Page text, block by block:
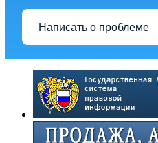
Написать о проблеме